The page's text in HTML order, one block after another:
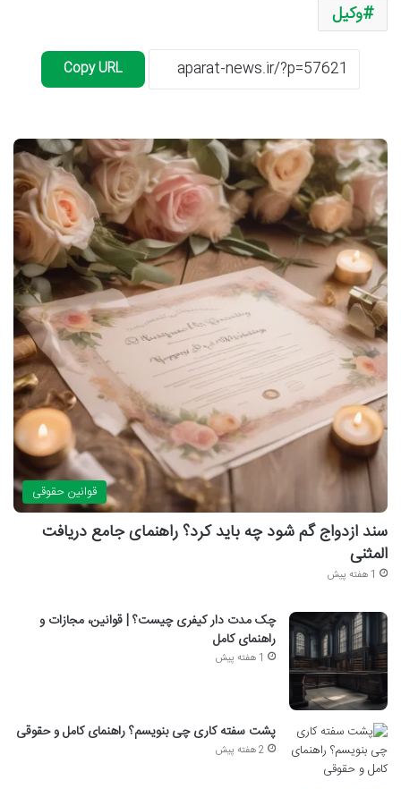
وکیل
Copy URL
قوانین حقوقی
سند ازدواج گم شود چه باید کرد؟ راهنمای جامع دریافت
المثنی
1 هفته پیش
چک مدت دار کیفری چیست؟ | قوانین، مجازات و
راهنمای کامل
1 هفته پیش
پشت سفته کاری چی بنویسم؟ راهنمای کامل و حقوقی
2 هفته پیش